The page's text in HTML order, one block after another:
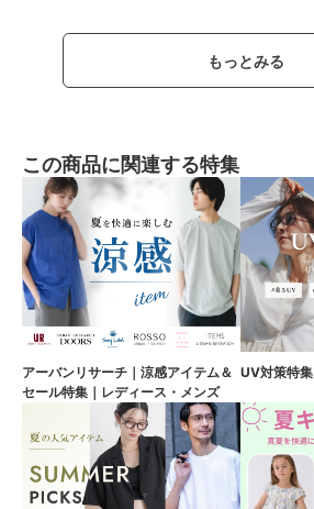
もっとみる
この商品に関連する特集
アーバンリサーチ｜涼感アイテム＆
セール特集｜レディース・メンズ
UV対策特集